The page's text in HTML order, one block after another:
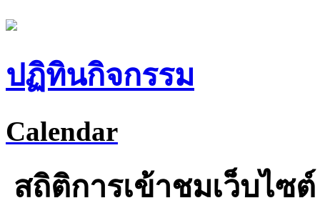
ปฏิทินกิจกรรม
Calendar
สถิติการเข้าชมเว็บไซต์